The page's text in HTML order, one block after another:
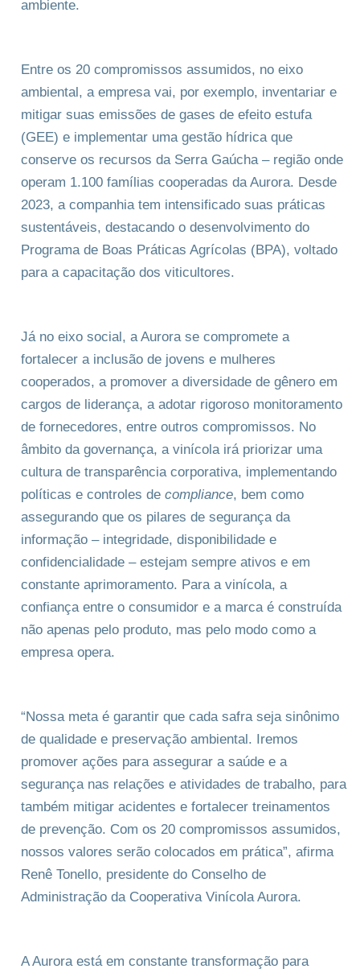
ambiente.
Entre os 20 compromissos assumidos, no eixo
ambiental, a empresa vai, por exemplo, inventariar e
mitigar suas emissões de gases de efeito estufa
(GEE) e implementar uma gestão hídrica que
conserve os recursos da Serra Gaúcha – região onde
operam 1.100 famílias cooperadas da Aurora. Desde
2023, a companhia tem intensificado suas práticas
sustentáveis, destacando o desenvolvimento do
Programa de Boas Práticas Agrícolas (BPA), voltado
para a capacitação dos viticultores.
Já no eixo social, a Aurora se compromete a
fortalecer a inclusão de jovens e mulheres
cooperados, a promover a diversidade de gênero em
cargos de liderança, a adotar rigoroso monitoramento
de fornecedores, entre outros compromissos. No
âmbito da governança, a vinícola irá priorizar uma
cultura de transparência corporativa, implementando
políticas e controles de compliance, bem como
assegurando que os pilares de segurança da
informação – integridade, disponibilidade e
confidencialidade – estejam sempre ativos e em
constante aprimoramento. Para a vinícola, a
confiança entre o consumidor e a marca é construída
não apenas pelo produto, mas pelo modo como a
empresa opera.
“Nossa meta é garantir que cada safra seja sinônimo
de qualidade e preservação ambiental. Iremos
promover ações para assegurar a saúde e a
segurança nas relações e atividades de trabalho, para
também mitigar acidentes e fortalecer treinamentos
de prevenção. Com os 20 compromissos assumidos,
nossos valores serão colocados em prática”, afirma
Renê Tonello, presidente do Conselho de
Administração da Cooperativa Vinícola Aurora.
A Aurora está em constante transformação para